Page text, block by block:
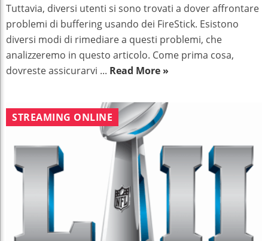
Tuttavia, diversi utenti si sono trovati a dover affrontare
problemi di buffering usando dei FireStick. Esistono
diversi modi di rimediare a questi problemi, che
analizzeremo in questo articolo. Come prima cosa,
dovreste assicurarvi ... Read More »
STREAMING ONLINE